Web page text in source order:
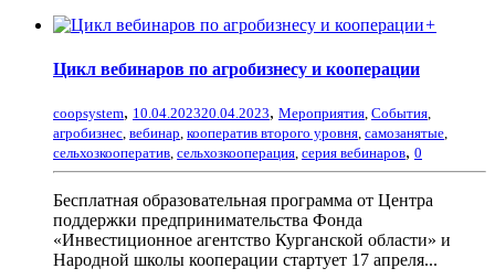
+
Цикл вебинаров по агробизнесу и кооперации
coopsystem, 10.04.202320.04.2023, Мероприятия События
агробизнес вебинар кооператив второго уровня самозанятые
сельхозкооператив сельхозкооперация серия вебинаров, 0
Бесплатная образовательная программа от Центра
поддержки предпринимательства Фонда
«Инвестиционное агентство Курганской области» и
Народной школы кооперации стартует 17 апреля...